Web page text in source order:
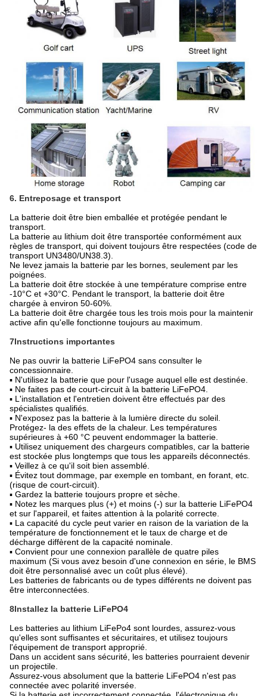
6. Entreposage et transport
La batterie doit être bien emballée et protégée pendant le
transport.
La batterie au lithium doit être transportée conformément aux
règles de transport, qui doivent toujours être respectées (code de
transport UN3480/UN38.3).
Ne levez jamais la batterie par les bornes, seulement par les
poignées.
La batterie doit être stockée à une température comprise entre
-10°C et +30°C. Pendant le transport, la batterie doit être
chargée à environ 50-60%.
La batterie doit être chargée tous les trois mois pour la maintenir
active afin qu'elle fonctionne toujours au maximum.
7Instructions importantes
Ne pas ouvrir la batterie LiFePO4 sans consulter le
concessionnaire.
▪ N'utilisez la batterie que pour l'usage auquel elle est destinée.
▪ Ne faites pas de court-circuit à la batterie LiFePO4.
▪ L'installation et l'entretien doivent être effectués par des
spécialistes qualifiés.
▪ N'exposez pas la batterie à la lumière directe du soleil.
Protégez- la des effets de la chaleur. Les températures
supérieures à +60 °C peuvent endommager la batterie.
▪ Utilisez uniquement des chargeurs compatibles, car la batterie
est stockée plus longtemps que tous les appareils déconnectés.
▪ Veillez à ce qu'il soit bien assemblé.
▪ Évitez tout dommage, par exemple en tombant, en forant, etc.
(risque de court-circuit).
▪ Gardez la batterie toujours propre et sèche.
▪ Notez les marques plus (+) et moins (-) sur la batterie LiFePO4
et sur l'appareil, et faites attention à la polarité correcte.
▪ La capacité du cycle peut varier en raison de la variation de la
température de fonctionnement et le taux de charge et de
décharge diffèrent de la capacité nominale.
▪ Convient pour une connexion parallèle de quatre piles
maximum (Si vous avez besoin d'une connexion en série, le BMS
doit être personnalisé avec un coût plus élevé).
Les batteries de fabricants ou de types différents ne doivent pas
être interconnectées.
8Installez la batterie LiFePO4
Les batteries au lithium LiFePo4 sont lourdes, assurez-vous
qu'elles sont suffisantes et sécuritaires, et utilisez toujours
l'équipement de transport approprié.
Dans un accident sans sécurité, les batteries pourraient devenir
un projectile.
Assurez-vous absolument que la batterie LiFePO4 n'est pas
connectée avec polarité inversée.